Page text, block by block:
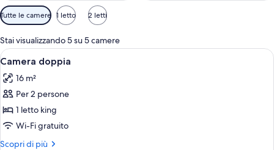
Filtri
disponibili
per
le
camere
Tutte le camere 1 letto 2 letti
Stai visualizzando 5 su 5 camere
Apri
tutte
le
foto
per
Camera
doppia
Una camera d'albergo con un letto
6
Camera doppia
16 m²
Per 2 persone
1 letto king
Wi-Fi gratuito
Scopri di più
Altri